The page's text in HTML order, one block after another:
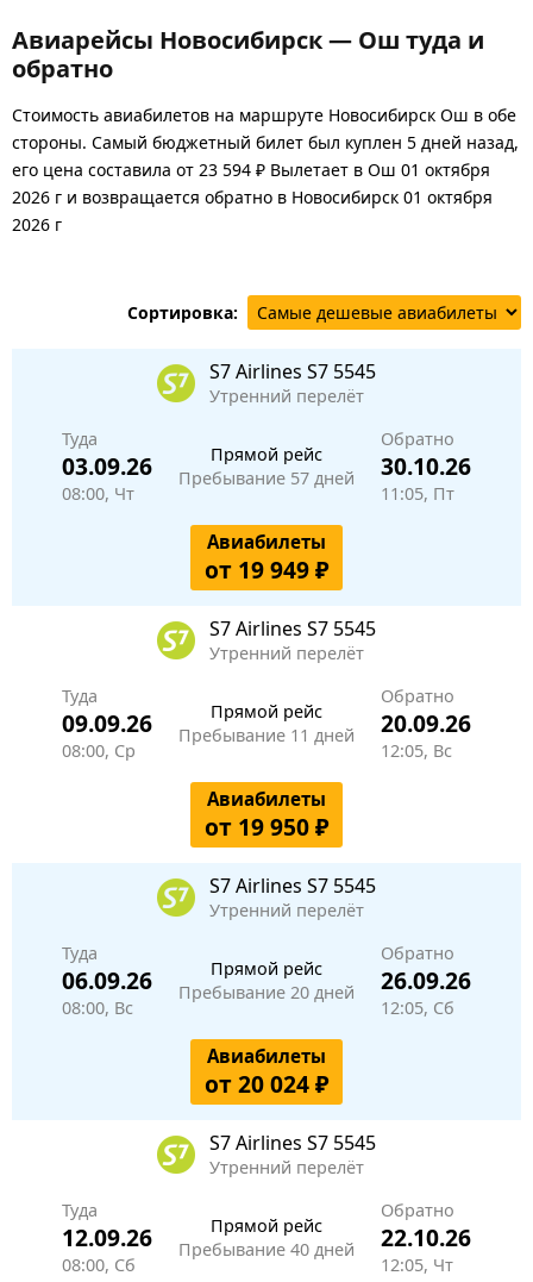
Авиарейсы Новосибирск — Ош туда и
обратно
Стоимость авиабилетов на маршруте Новосибирск Ош в обе
стороны. Самый бюджетный билет был куплен 5 дней назад,
его цена составила от 23 594 ₽ Вылетает в Ош 01 октября
2026 г и возвращается обратно в Новосибирск 01 октября
2026 г
Сортировка:
S7 Airlines S7 5545
Утренний перелёт
Туда
03.09.26
08:00, Чт
Прямой рейс
Пребывание 57 дней
Обратно
30.10.26
11:05, Пт
Авиабилеты
от 19 949 ₽
S7 Airlines S7 5545
Утренний перелёт
Туда
09.09.26
08:00, Ср
Прямой рейс
Пребывание 11 дней
Обратно
20.09.26
12:05, Вс
Авиабилеты
от 19 950 ₽
S7 Airlines S7 5545
Утренний перелёт
Туда
06.09.26
08:00, Вс
Прямой рейс
Пребывание 20 дней
Обратно
26.09.26
12:05, Сб
Авиабилеты
от 20 024 ₽
S7 Airlines S7 5545
Утренний перелёт
Туда
12.09.26
08:00, Сб
Прямой рейс
Пребывание 40 дней
Обратно
22.10.26
12:05, Чт